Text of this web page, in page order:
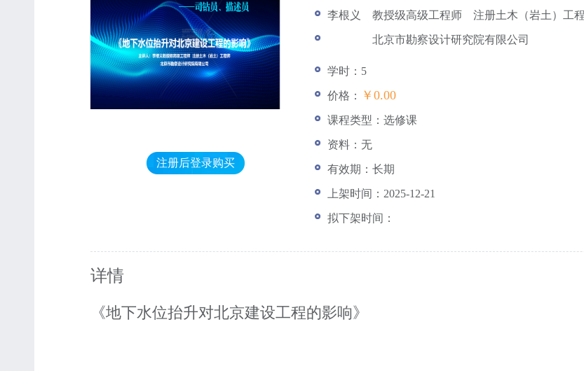
注册后登录购买
李根义 教授级高级工程师 注册土木（岩土）工
北京市勘察设计研究院有限公司
学时：5
价格： ￥0.00
课程类型：选修课
资料：无
有效期：长期
上架时间：2025-12-21
拟下架时间：
详情
《地下水位抬升对北京建设工程的影响》